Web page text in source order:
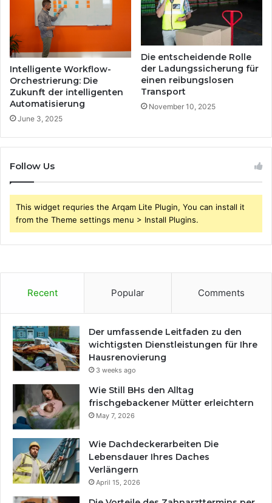
Intelligente Workflow-
Orchestrierung: Die
Zukunft der intelligenten
Automatisierung
June 3, 2025
Die entscheidende Rolle
der Ladungssicherung für
einen reibungslosen
Transport
November 10, 2025
Follow Us
This widget requries the Arqam Lite Plugin, You can install it
from the Theme settings menu > Install Plugins.
Recent Popular Comments
Der umfassende Leitfaden zu den
wichtigsten Dienstleistungen für Ihre
Hausrenovierung
3 weeks ago
Wie Still BHs den Alltag
frischgebackener Mütter erleichtern
May 7, 2026
Wie Dachdeckerarbeiten Die
Lebensdauer Ihres Daches
Verlängern
April 15, 2026